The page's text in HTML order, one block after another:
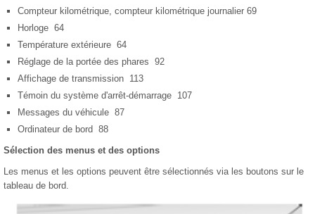
Compteur kilométrique, compteur kilométrique journalier 69
Horloge 64
Température extérieure 64
Réglage de la portée des phares 92
Affichage de transmission 113
Témoin du système d'arrêt-démarrage 107
Messages du véhicule 87
Ordinateur de bord 88
Sélection des menus et des options
Les menus et les options peuvent être sélectionnés via les boutons sur le
tableau de bord.